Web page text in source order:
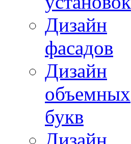
Дизайн
фасадов
Дизайн
объемных
букв
Дизайн